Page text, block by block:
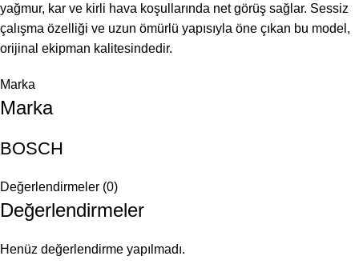
yağmur, kar ve kirli hava koşullarında net görüş sağlar. Sessiz
çalışma özelliği ve uzun ömürlü yapısıyla öne çıkan bu model,
orijinal ekipman kalitesindedir.
Marka
Marka
BOSCH
Değerlendirmeler (0)
Değerlendirmeler
Henüz değerlendirme yapılmadı.